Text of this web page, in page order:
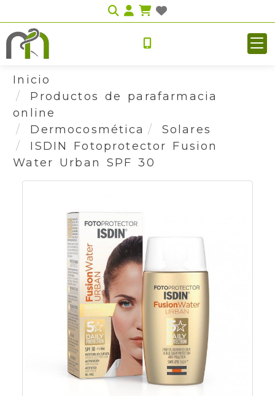
Identifícate
Inicio
Productos de parafarmacia
online
Dermocosmética
Solares
ISDIN Fotoprotector Fusion
Water Urban SPF 30